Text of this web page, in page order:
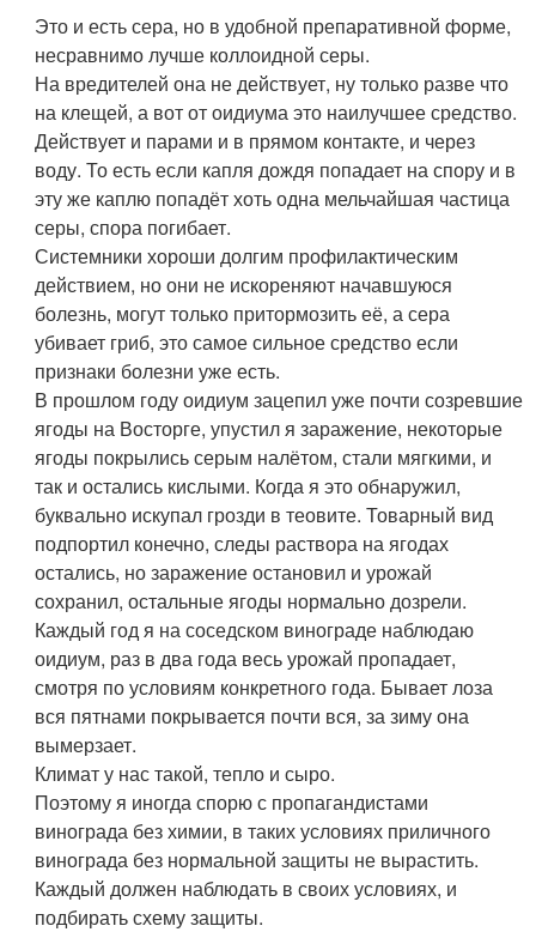
Это и есть сера, но в удобной препаративной форме,
несравнимо лучше коллоидной серы.
На вредителей она не действует, ну только разве что
на клещей, а вот от оидиума это наилучшее средство.
Действует и парами и в прямом контакте, и через
воду. То есть если капля дождя попадает на спору и в
эту же каплю попадёт хоть одна мельчайшая частица
серы, спора погибает.
Системники хороши долгим профилактическим
действием, но они не искореняют начавшуюся
болезнь, могут только притормозить её, а сера
убивает гриб, это самое сильное средство если
признаки болезни уже есть.
В прошлом году оидиум зацепил уже почти созревшие
ягоды на Восторге, упустил я заражение, некоторые
ягоды покрылись серым налётом, стали мягкими, и
так и остались кислыми. Когда я это обнаружил,
буквально искупал грозди в теовите. Товарный вид
подпортил конечно, следы раствора на ягодах
остались, но заражение остановил и урожай
сохранил, остальные ягоды нормально дозрели.
Каждый год я на соседском винограде наблюдаю
оидиум, раз в два года весь урожай пропадает,
смотря по условиям конкретного года. Бывает лоза
вся пятнами покрывается почти вся, за зиму она
вымерзает.
Климат у нас такой, тепло и сыро.
Поэтому я иногда спорю с пропагандистами
винограда без химии, в таких условиях приличного
винограда без нормальной защиты не вырастить.
Каждый должен наблюдать в своих условиях, и
подбирать схему защиты.